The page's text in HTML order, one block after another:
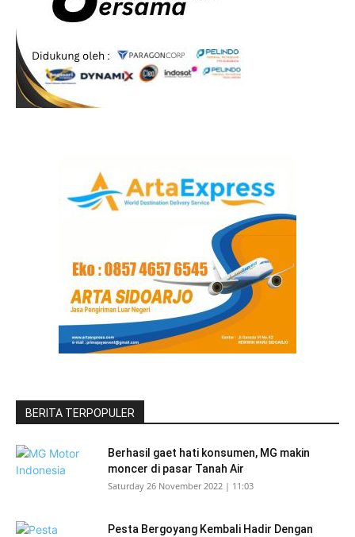
BERITA TERPOPULER
Berhasil gaet hati konsumen, MG makin
moncer di pasar Tanah Air
Saturday 26 November 2022 | 11:03
Pesta Bergoyang Kembali Hadir Dengan